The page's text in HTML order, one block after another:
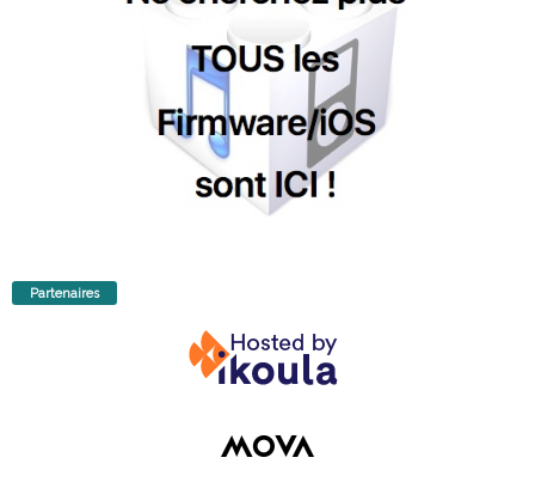
Partenaires